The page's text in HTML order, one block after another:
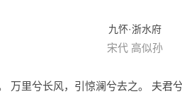
九怀·浙水府
宋代 高似孙
万里兮长风，引惊澜兮去之。 夫君